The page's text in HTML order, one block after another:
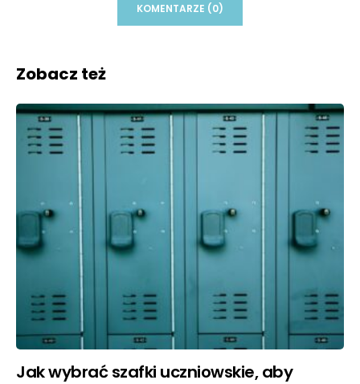
KOMENTARZE (0)
Zobacz też
Jak wybrać szafki uczniowskie, aby